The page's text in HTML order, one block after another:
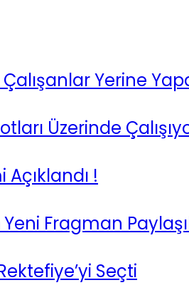
Yerine
Üzerinde
Açıklandı !
Fragman
Seçti